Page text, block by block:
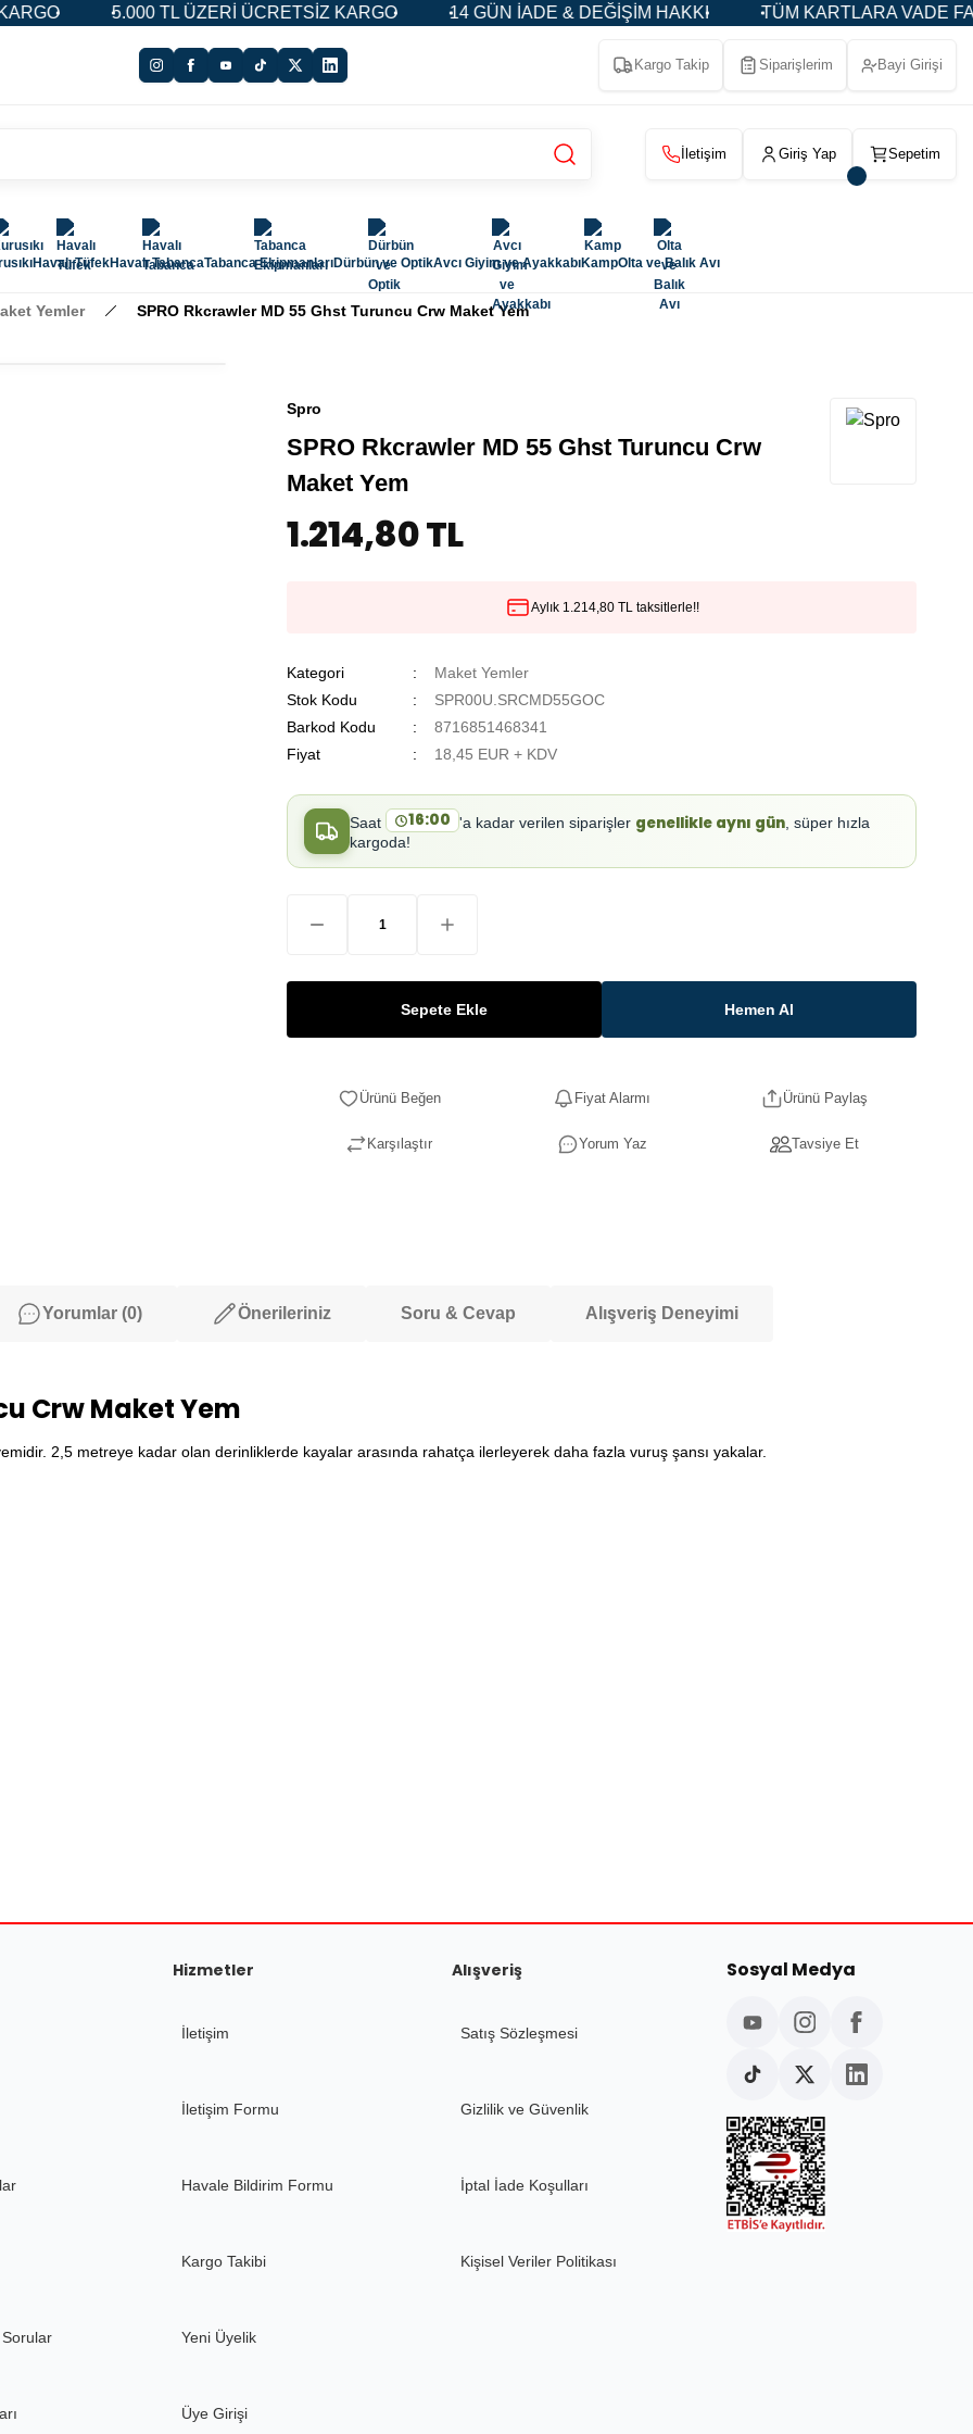
5.000 TL ÜZERİ ÜCRETSİZ KARGO 14 GÜN İADE & DEĞİŞİM HAKKI TÜM KARTLARA VADE
Kargo Takip Siparişlerim Bayi Girişi
İletişim Giriş Yap Sepetim
Havalı TüfekHavalı TabancaTabanca EkipmanlarıDürbün ve OptikAvcı Giyim ve AyakkabıKampOlta ve Balık Avı
Yemler SPRO Rkcrawler MD 55 Ghst Turuncu Crw Maket Yem
Spro
SPRO Rkcrawler MD 55 Ghst Turuncu Crw
Maket Yem
1.214,80 TL
Aylık 1.214,80 TL taksitlerle!!
Kategori
Maket Yemler
Stok Kodu
SPR00U.SRCMD55GOC
Barkod Kodu
8716851468341
Fiyat
18,45 EUR + KDV
Saat 16:00 'a kadar verilen siparişler genellikle aynı gün , süper hızla
kargoda!
Sepete Ekle Hemen Al
Fiyat Alarmı Ürünü Paylaş
Karşılaştır Yorum Yaz Tavsiye Et
Yorumlar (0) Önerileriniz Soru & Cevap Alışveriş Deneyimi
Crw Maket Yem
2,5 metreye kadar olan derinliklerde kayalar arasında rahatça ilerleyerek daha fazla vuruş şansı yakalar.
Sorular
Hizmetler
İletişim
İletişim Formu
Havale Bildirim Formu
Kargo Takibi
Yeni Üyelik
Üye Girişi
Alışveriş
Satış Sözleşmesi
Gizlilik ve Güvenlik
İptal İade Koşulları
Kişisel Veriler Politikası
Sosyal Medya